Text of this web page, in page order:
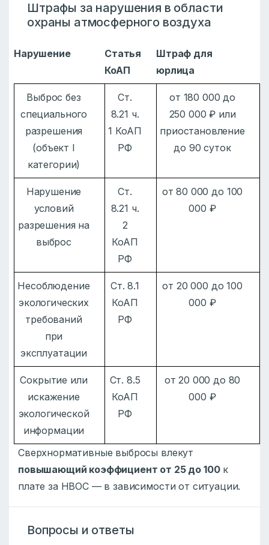
Штрафы за нарушения в области
охраны атмосферного воздуха
Нарушение
Статья
КоАП
Штраф для
юрлица
Выброс без
специального
разрешения
(объект I
категории)
Ст.
8.21 ч.
1 КоАП
РФ
от 180 000 до
250 000 ₽ или
приостановление
до 90 суток
Нарушение
условий
разрешения на
выброс
Ст.
8.21 ч.
2
КоАП
РФ
от 80 000 до 100
000 ₽
Несоблюдение
экологических
требований
при
эксплуатации
Ст. 8.1
КоАП
РФ
от 20 000 до 100
000 ₽
Сокрытие или
искажение
экологической
информации
Ст. 8.5
КоАП
РФ
от 20 000 до 80
000 ₽
Сверхнормативные выбросы влекут
повышающий коэффициент от 25 до 100к
плате за НВОС — в зависимости от ситуации.
Вопросы и ответы